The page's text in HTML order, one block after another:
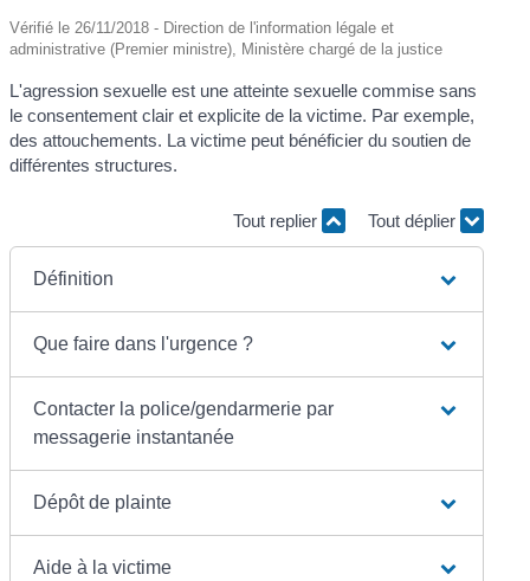
Vérifié le 26/11/2018 - Direction de l'information légale et
administrative (Premier ministre), Ministère chargé de la justice
L'agression sexuelle est une atteinte sexuelle commise sans
le consentement clair et explicite de la victime. Par exemple,
des attouchements. La victime peut bénéficier du soutien de
différentes structures.
Tout replier Tout déplier
Définition
Que faire dans l'urgence ?
Contacter la police/gendarmerie par
messagerie instantanée
Dépôt de plainte
Aide à la victime